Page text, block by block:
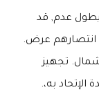
يطول عدم, قد
انتصارهم عرض.
تجهيز
به،.